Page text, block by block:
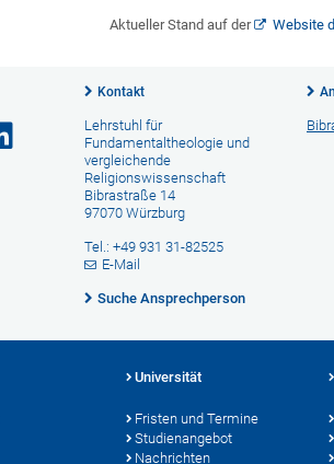
Aktueller Stand auf der Website
Kontakt
Lehrstuhl für
Fundamentaltheologie und
vergleichende
Religionswissenschaft
Bibrastraße 14
97070 Würzburg
Tel.: +49 931 31-82525
E-Mail
Suche Ansprechperson
Universität
Fristen und Termine
Studienangebot
Nachrichten